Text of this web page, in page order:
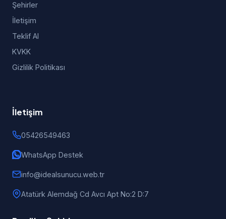
Şehirler
İletişim
Teklif Al
KVKK
Gizlilik Politikası
İletişim
05426549463
WhatsApp Destek
info@idealsunucu.web.tr
Atatürk Alemdağ Cd Avcı Apt No:2 D:7